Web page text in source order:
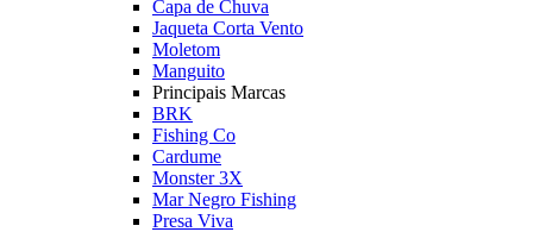
Capa de Chuva
Jaqueta Corta Vento
Moletom
Manguito
Principais Marcas
BRK
Fishing Co
Cardume
Monster 3X
Mar Negro Fishing
Presa Viva